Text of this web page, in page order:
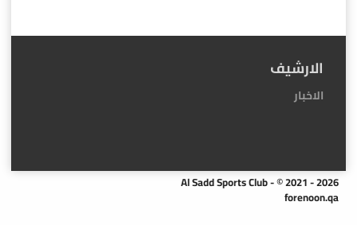
الارشيف
الاخبار
Al Sadd Sports Club - © 2021 - 2026
forenoon.qa